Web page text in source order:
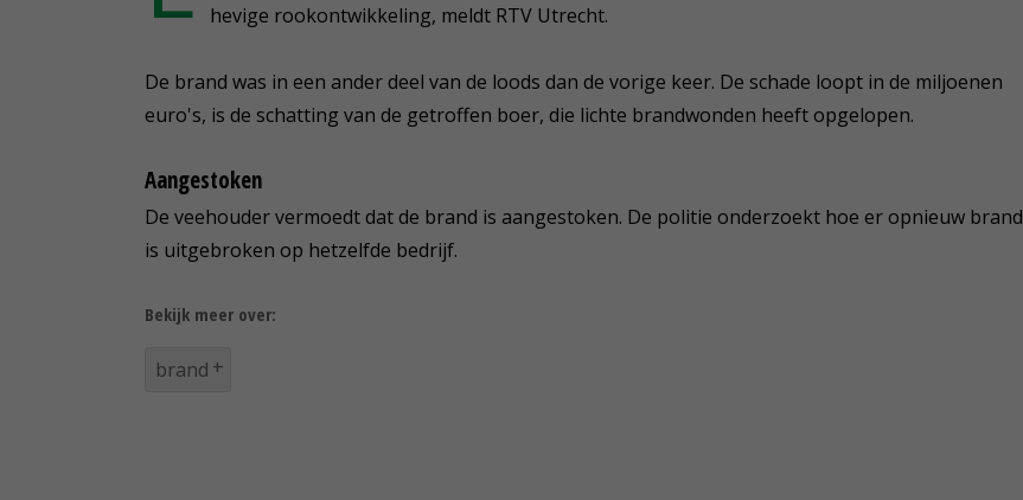
hevige rookontwikkeling, meldt RTV Utrecht.
De brand was in een ander deel van de loods dan de vorige keer. De schade loopt in de miljoenen
euro's, is de schatting van de getroffen boer, die lichte brandwonden heeft opgelopen.
Aangestoken
De veehouder vermoedt dat de brand is aangestoken. De politie onderzoekt hoe er opnieuw brand
is uitgebroken op hetzelfde bedrijf.
Bekijk meer over:
brand